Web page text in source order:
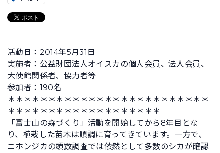
活動日：2014年5月31日
実施者：公益財団法人オイスカの個人会員、法人会員、
大使館関係者、協力者等
参加者：190名
＊＊＊＊＊＊＊＊＊＊＊＊＊＊＊＊＊＊＊＊＊＊＊＊＊
＊＊＊＊＊＊＊＊＊＊＊＊＊＊＊＊＊＊＊
「富士山の森づくり」活動を開始してから8年目とな
り、植栽した苗木は順調に育ってきています。一方で、
ニホンジカの頭数調査では依然として多数のシカが確認